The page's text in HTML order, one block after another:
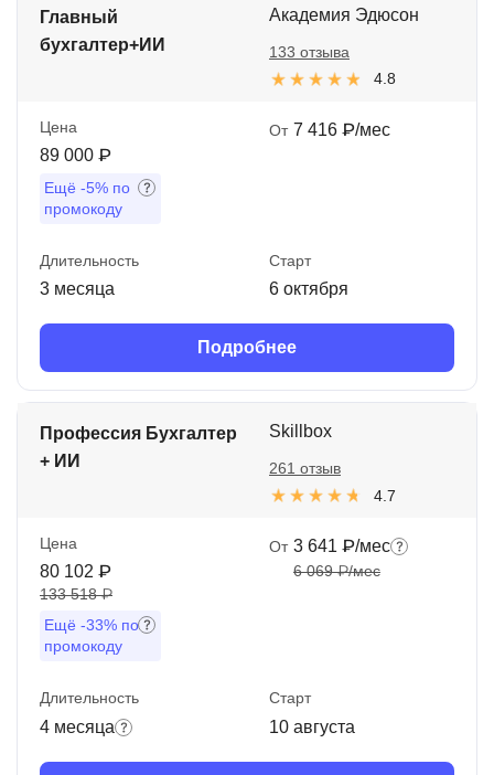
Главный
бухгалтер+ИИ
Академия Эдюсон
4.8
133 отзыва
Цена
89 000 ₽
Ещё -5% по
промокоду
От 7 416 ₽/мес
Длительность
3 месяца
Старт
6 октября
Подробнее
Профессия Бухгалтер
+ ИИ
Skillbox
4.7
261 отзыв
Цена
80 102 ₽
133 518 ₽
Ещё -33% по
промокоду
От 3 641 ₽/мес
6 069 ₽/мес
Длительность
4 месяца
Старт
10 августа